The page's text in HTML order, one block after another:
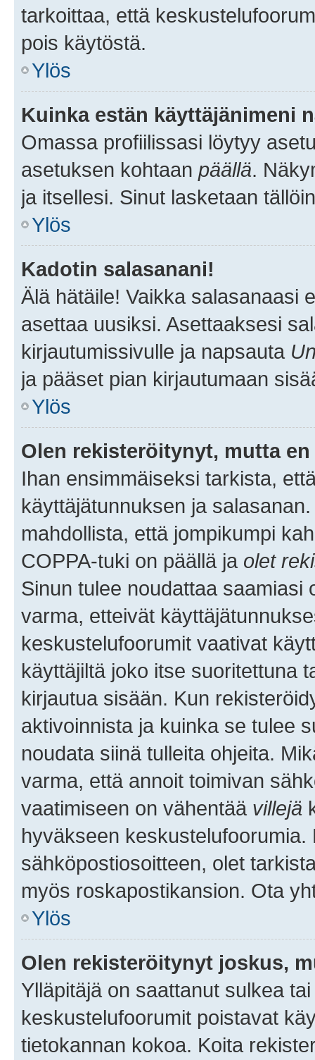
tarkoittaa, että
pois käytöstä.
Ylös
Kuinka estän käyttäjänimeni
Omassa profiilissasi löytyy
asetuksen kohtaan päällä.
ja itsellesi. Sinut lasketaan
Ylös
Kadotin salasanani!
Älä hätäile! Vaikka salasanaasi
asettaa uusiksi. Asettaaksesi
kirjautumissivulle ja napsauta
ja pääset pian kirjautumaan
Ylös
Olen rekisteröitynyt, mutta
Ihan ensimmäiseksi tarkista,
käyttäjätunnuksen ja
mahdollista, että jompikumpi
COPPA-tuki on päällä ja olet
Sinun tulee noudattaa saamiasi
varma, etteivät
keskustelufoorumit vaativat
käyttäjiltä joko itse suoritettuna
kirjautua sisään. Kun
aktivoinnista ja kuinka se tulee
noudata siinä tulleita ohjeita.
varma, että annoit toimivan
vaatimiseen on vähentää villejä
hyväkseen
sähköpostiosoitteen, olet
myös roskapostikansion. Ota
Ylös
Olen rekisteröitynyt joskus,
Ylläpitäjä on saattanut sulkea
keskustelufoorumit poistavat
tietokannan kokoa. Koita